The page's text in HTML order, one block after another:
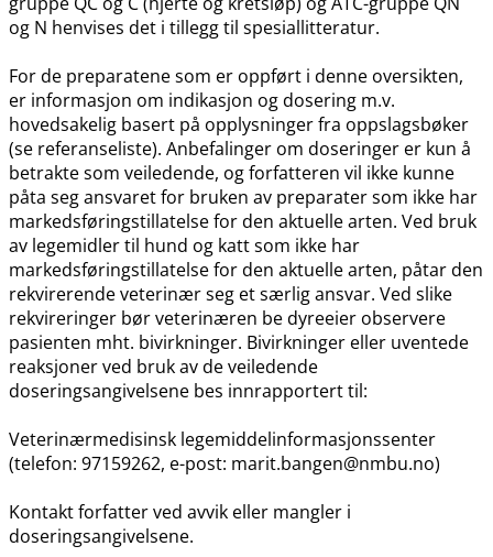
og N henvises det i tillegg til spesiallitteratur.
For de preparatene som er oppført i denne oversikten,
er informasjon om indikasjon og dosering m.v.
hovedsakelig basert på opplysninger fra oppslagsbøker
(se referanseliste). Anbefalinger om doseringer er kun å
betrakte som veiledende, og forfatteren vil ikke kunne
påta seg ansvaret for bruken av preparater som ikke har
markedsføringstillatelse for den aktuelle arten. Ved bruk
av legemidler til hund og katt som ikke har
markedsføringstillatelse for den aktuelle arten, påtar den
rekvirerende veterinær seg et særlig ansvar. Ved slike
rekvireringer bør veterinæren be dyreeier observere
pasienten mht. bivirkninger. Bivirkninger eller uventede
reaksjoner ved bruk av de veiledende
doseringsangivelsene bes innrapportert til:
Veterinærmedisinsk legemiddelinformasjonssenter
(telefon: 97159262, e-post: marit.bangen@nmbu.no)
Kontakt forfatter ved avvik eller mangler i
doseringsangivelsene.